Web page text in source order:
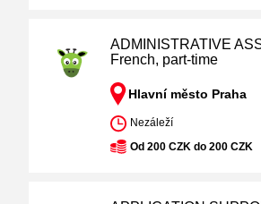
ADMINISTRATIVE
French, part-time
Hlavní město Praha
Nezáleží
Od 200 CZK do 200 CZK